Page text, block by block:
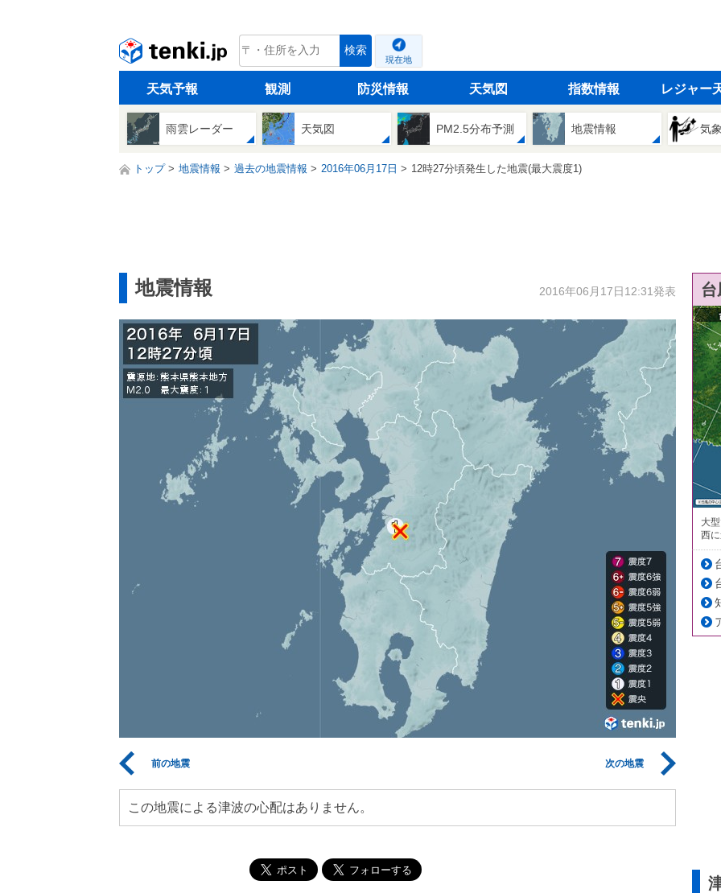
tenki.jp 検索
現在地
天気予報 観測 防災情報 天気図 指数情報 レジャー
雨雲レーダー 天気図 PM2.5分布予測 地震情報 気
トップ 地震情報 過去の地震情報 2016年06月17日 12時27分頃発生した地震(最大震度1)
地震情報 2016年06月17日12:31発表
前の地震 次の地震
この地震による津波の心配はありません。
大
西